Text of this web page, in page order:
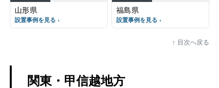
山形県
設置事例を見る
福島県
設置事例を見る
目次へ戻る
関東・甲信越地方